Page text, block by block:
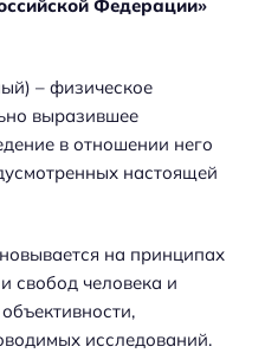
Федерации»
– физическое
выразившее
в отношении него
настоящей
на принципах
свобод человека и
исследований.